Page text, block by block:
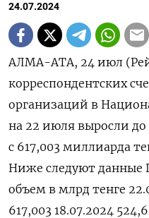
24.07.2024
АЛМА-АТА, 24 июл
корреспондентских
организаций в
на 22 июля выросли
с 617,003 миллиарда
Ниже следуют данные
объем в млрд тенге
617,003 18.07.2024